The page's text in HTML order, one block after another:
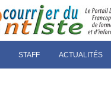
STAFF ACTUALITÉS